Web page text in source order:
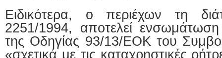
Ειδικότερα, ο περιέχων τη
2251/1994, αποτελεί ενσωμάτωση
της Οδηγίας 93/13/ΕΟΚ του
«σχετικά με τις καταχρηστικές